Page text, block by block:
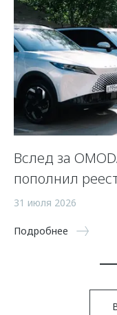
Вслед за
пополнил
31 июля 2026
Подробнее